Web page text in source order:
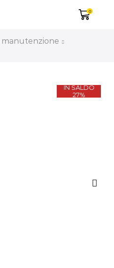
0
manutenzione
IN SALDO
27%